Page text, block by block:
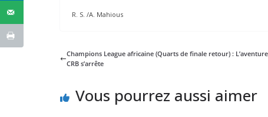
R. S. /A. Mahious
Champions League africaine (Quarts de finale retour) :
CRB s’arrête
Vous pourrez aussi aimer